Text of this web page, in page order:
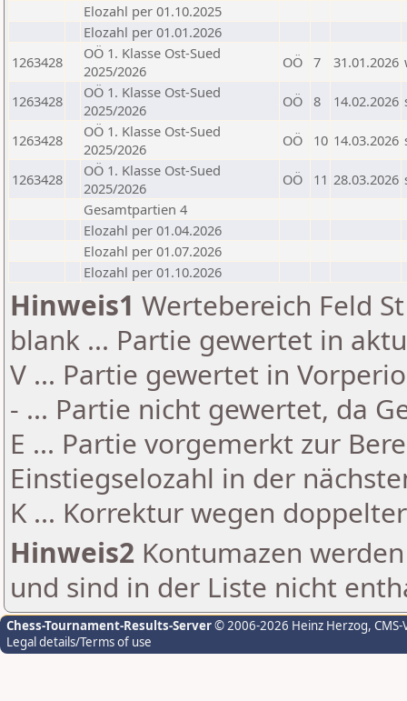
Elozahl per 01.10.2025
Elozahl per 01.01.2026
1263428
OÖ 1. Klasse Ost-Sued
2025/2026
OÖ 7 31.01.2026
1263428
OÖ 1. Klasse Ost-Sued
2025/2026
OÖ 8 14.02.2026
1263428
OÖ 1. Klasse Ost-Sued
2025/2026
OÖ 10 14.03.2026
1263428
OÖ 1. Klasse Ost-Sued
2025/2026
OÖ 11 28.03.2026
Gesamtpartien 4
Elozahl per 01.04.2026
Elozahl per 01.07.2026
Elozahl per 01.10.2026
Hinweis1 Wertebereich Feld
blank ... Partie gewertet in
V ... Partie gewertet in
- ... Partie nicht gewertet, da
E ... Partie vorgemerkt zur
Einstiegselozahl in der
K ... Korrektur wegen
Hinweis2 Kontumazen
und sind in der Liste nicht
Chess-Tournament-Results-Server© 2006-2026 Heinz Herzog,
Legal details/Terms of use